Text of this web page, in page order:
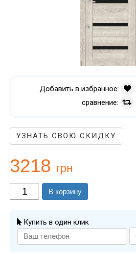
Добавить в избранное:
сравнение:
УЗНАТЬ СВОЮ СКИДКУ
3218 грн
В корзину
Купить в один клик